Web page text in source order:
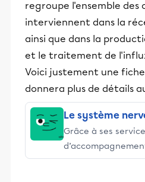
regroupe l'ensemble des
interviennent dans la
ainsi que dans la
et le traitement de
Voici justement une
donnera plus de détails
Le système
Grâce à ses
stimulants,